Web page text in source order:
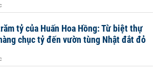
tỷ của Huấn Hoa Hồng: Từ biệt thự
chục tỷ đến vườn tùng Nhật đắt đỏ